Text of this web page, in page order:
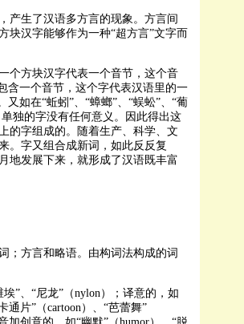
产生了汉语多方言的现象。方言间
块汉字能够作为一种“超方言”文字而
个方块汉字代表一个音节，这个音
含一个音节，这个字代表汉语里的一
如在“蚯蚓”、“蟑螂”、“蜈蚣”、“葡
独的字没有任何意义。因此得出这
的字组成的。随着生产、科学、文
。字又组合成新词，如此反反复
地发展下来，就形成了汉语既丰富
；方言和略语。由构词法构成的词
”、“尼龙”（nylon）；译意的，如
通片”（cartoon）、“芭蕾舞”